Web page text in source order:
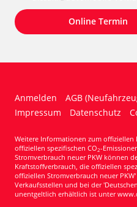
Online Termin
Anmelden AGB
Impressum
Datenschutz
Weitere Informationen zum
offiziellen spezifischen CO2-
Stromverbrauch neuer PKW können
Kraftstoffverbrauch, die offiziellen
offiziellen Stromverbrauch neuer
Verkaufsstellen und bei der
unentgeltlich erhältlich ist unter